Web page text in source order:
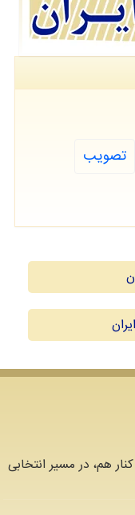
تصویب
هم، در مسیر انتخابی